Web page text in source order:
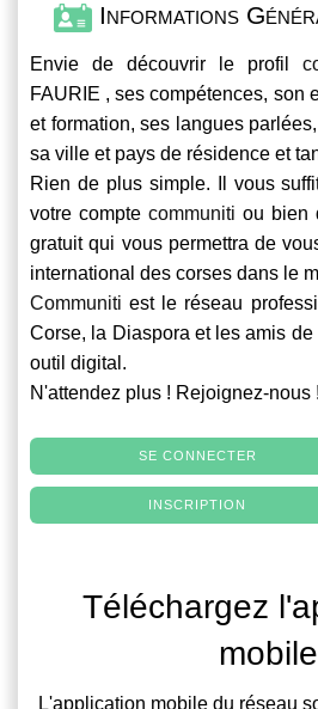
Informations
Envie de découvrir le profil
FAURIE , ses compétences, son
et formation, ses langues
sa ville et pays de résidence et
Rien de plus simple. Il vous
votre compte communiti ou bien
gratuit qui vous permettra de
international des corses dans le
Communiti est le réseau
Corse, la Diaspora et les amis
outil digital.
N'attendez plus ! Rejoignez-nous !
SE CONNECTER
INSCRIPTION
Téléchargez
mobile
L'application mobile du réseau